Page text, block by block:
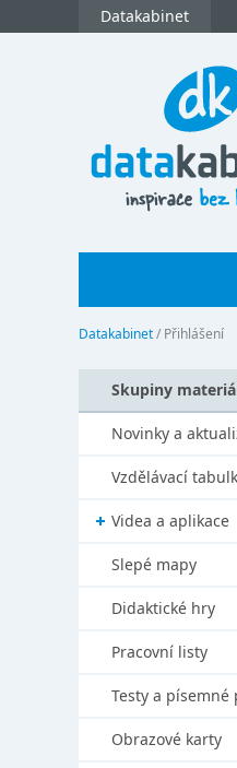
Datakabinet
Datakabinet/ Přihlášení
Skupiny
Novinky a
Vzdělávací
Videa a aplikace
Slepé mapy
Didaktické hry
Pracovní listy
Testy a písemné
Obrazové karty